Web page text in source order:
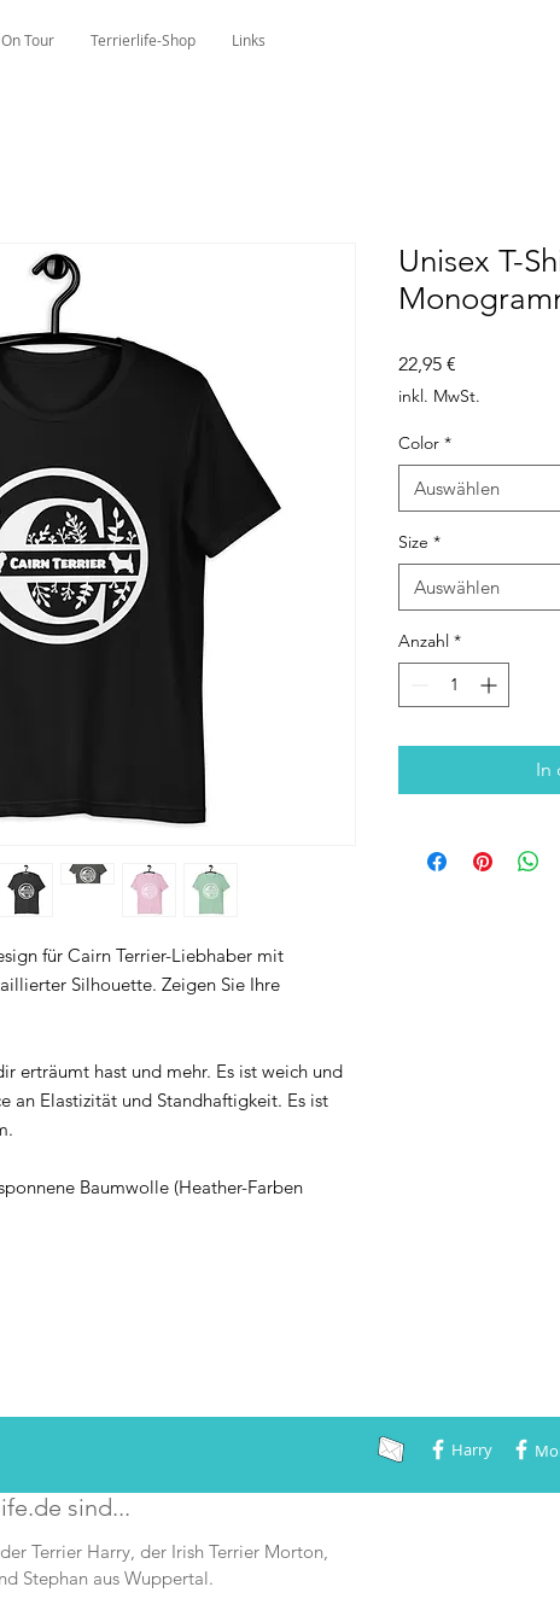
On Tour Terrierlife-Shop Links
für Cairn Terrier-Liebhaber mit
Silhouette. Zeigen Sie Ihre
erträumt hast und mehr. Es ist weich und
an Elastizität und Standhaftigkeit. Es ist
Baumwolle (Heather-Farben
Unisex T-
22,95 €
inkl. MwSt.
Color *
Auswählen
Size *
Auswählen
Anzahl *
In
Harry
sind...
Terrier Harry, der Irish Terrier Morton,
Stephan aus Wuppertal.